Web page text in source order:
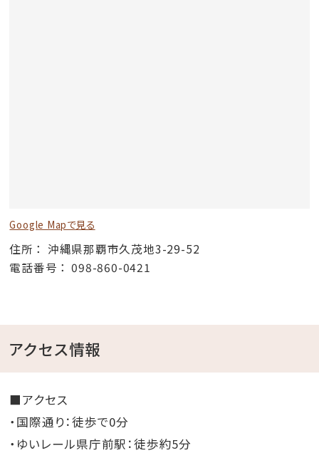
Google Mapで見る
住所
沖縄県那覇市久茂地3-29-52
電話番号
098-860-0421
アクセス情報
■アクセス
・国際通り：徒歩で0分
・ゆいレール県庁前駅：徒歩約5分